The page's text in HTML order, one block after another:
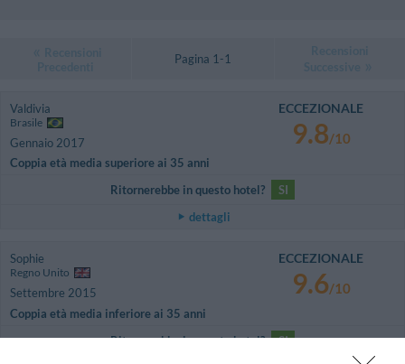
Pagina 1-1
Valdivia
Brasile
Gennaio 2017
Coppia età media superiore ai 35 anni
ECCEZIONALE
9.8/10
Ritornerebbe in questo hotel?
SI
dettagli
Sophie
Regno Unito
Settembre 2015
Coppia età media inferiore ai 35 anni
ECCEZIONALE
9.6/10
Ritornerebbe in questo hotel?
SI